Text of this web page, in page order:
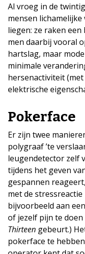
Al vroeg in de
mensen
liegen: ze raken
men daarbij vooral
hartslag, maar
minimale
hersenactiviteit (met
elektrische
Pokerface
Er zijn twee
polygraaf ’te
leugendetector zelf
tijdens het geven
gespannen
met de
bijvoorbeeld aan
of jezelf pijn te doen
Thirteen gebeurt.)
pokerface te